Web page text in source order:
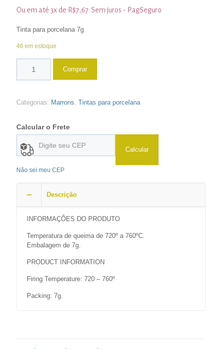
Ou em até 3x de R$7,67 Sem juros - PagSeguro
Tinta para porcelana 7g
46 em estoque
Comprar
Categorias: Marrons, Tintas para porcelana
Calcular o Frete
Calcular
Não sei meu CEP
Descrição
INFORMAÇÕES DO PRODUTO
Temperatura de queima de 720º a 760ºC.
Embalagem de 7g.
PRODUCT INFORMATION
Firing Temperature: 720 – 760º
Packing: 7g.